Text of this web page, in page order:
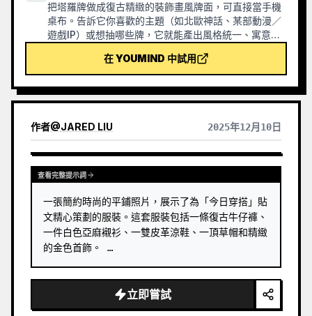
把塔羅牌做成復古精緻的裝飾畫風牌面，可直接當手機
桌布。告訴它你喜歡的主題（如北歐神話、某部動漫／
遊戲IP）或想抽哪些牌，它就能產出風格統一、寓意精
精緻耐看、沒有粗糙的AI塑膠感。可配合YouMind定時
任務實現每天早上自動抽牌＋解讀（需自行設定定時任
務）。
在 YOUMIND 中試用
作者@JARED LIU 2025年12月10日
查看完整提示詞
一張簡約時尚的平鋪照片，展示了為「今日穿搭」貼
文精心策劃的服裝。這套服裝包括一條復古牛仔褲、
一件白色亞麻襯衫、一雙皮革涼鞋、一頂草帽和精緻
的金色首飾。 …
立即嘗試